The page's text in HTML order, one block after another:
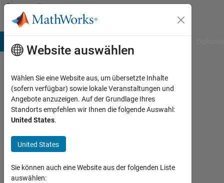
Weiter zum Inhalt
Community
Profile
Jessica
Lam
Aktiv
2011
Followers:
Website auswählen
Wählen Sie eine Website aus, um übersetzte Inhalte
(sofern verfügbar) sowie lokale Veranstaltungen und
Angebote anzuzeigen. Auf der Grundlage Ihres
Standorts empfehlen wir Ihnen die folgende Auswahl:
United States.
United States
Sie können auch eine Website aus der folgenden Liste
auswählen: